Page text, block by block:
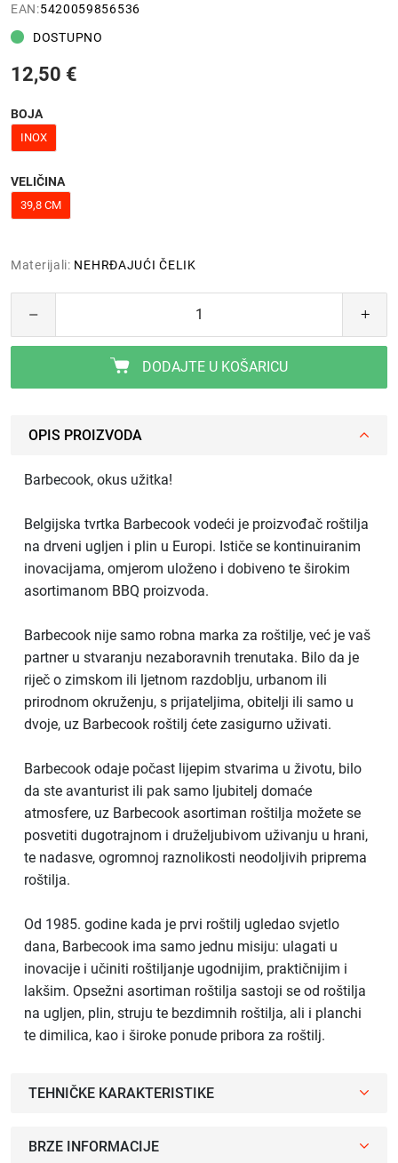
EAN:5420059856536
DOSTUPNO
12,50 €
BOJA
INOX
VELIČINA
39,8 CM
Materijali: NEHRĐAJUĆI ČELIK
DODAJTE U KOŠARICU
OPIS PROIZVODA
Barbecook, okus užitka!
Belgijska tvrtka Barbecook vodeći je proizvođač roštilja
na drveni ugljen i plin u Europi. Ističe se kontinuiranim
inovacijama, omjerom uloženo i dobiveno te širokim
asortimanom BBQ proizvoda.
Barbecook nije samo robna marka za roštilje, već je vaš
partner u stvaranju nezaboravnih trenutaka. Bilo da je
riječ o zimskom ili ljetnom razdoblju, urbanom ili
prirodnom okruženju, s prijateljima, obitelji ili samo u
dvoje, uz Barbecook roštilj ćete zasigurno uživati.
Barbecook odaje počast lijepim stvarima u životu, bilo
da ste avanturist ili pak samo ljubitelj domaće
atmosfere, uz Barbecook asortiman roštilja možete se
posvetiti dugotrajnom i druželjubivom uživanju u hrani,
te nadasve, ogromnoj raznolikosti neodoljivih priprema
roštilja.
Od 1985. godine kada je prvi roštilj ugledao svjetlo
dana, Barbecook ima samo jednu misiju: ulagati u
inovacije i učiniti roštiljanje ugodnijim, praktičnijim i
lakšim. Opsežni asortiman roštilja sastoji se od roštilja
na ugljen, plin, struju te bezdimnih roštilja, ali i planchi
te dimilica, kao i široke ponude pribora za roštilj.
TEHNIČKE KARAKTERISTIKE
BRZE INFORMACIJE